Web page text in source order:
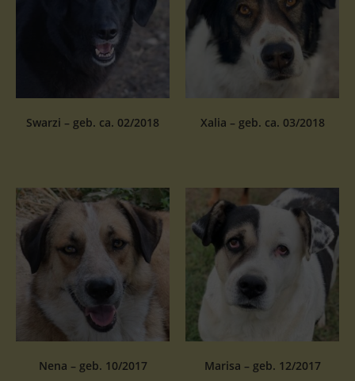
Swarzi – geb. ca. 02/2018 Xalia – geb. ca. 03/2018
Nena – geb. 10/2017 Marisa – geb. 12/2017